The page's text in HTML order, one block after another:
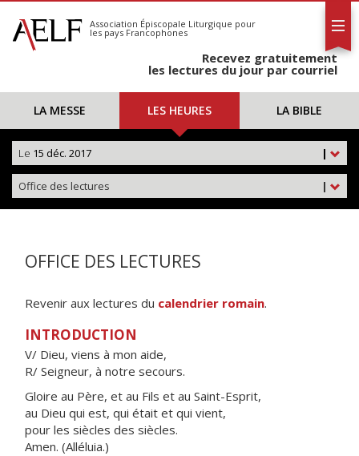
S'abonner
Calendrier
Association Épiscopale Liturgique pour
les pays Francophones
Recevez gratuitement
les lectures du jour par courriel
LA MESSE LES HEURES LA BIBLE
|
Le 15 déc. 2017
|
Office des lectures
OFFICE DES LECTURES
Revenir aux lectures du calendrier romain.
INTRODUCTION
V/ Dieu, viens à mon aide,
R/ Seigneur, à notre secours.
Gloire au Père, et au Fils et au Saint-Esprit,
au Dieu qui est, qui était et qui vient,
pour les siècles des siècles.
Amen. (Alléluia.)